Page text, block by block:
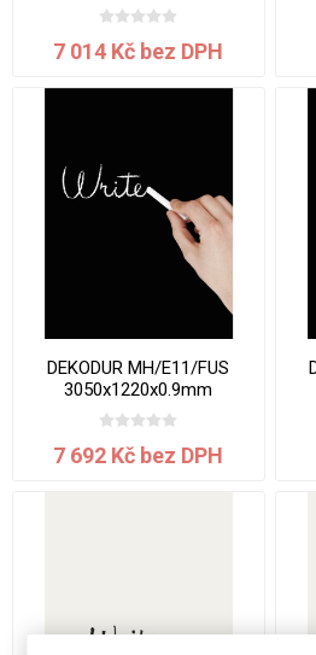
7 014 Kč bez DPH
DEKODUR MH/E11/FUS
3050x1220x0.9mm
7 692 Kč bez DPH